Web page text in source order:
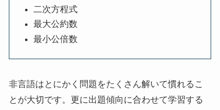
二次方程式
最大公約数
最小公倍数
非言語はとにかく問題をたくさん解いて慣れるこ
とが大切です。更に出題傾向に合わせて学習する